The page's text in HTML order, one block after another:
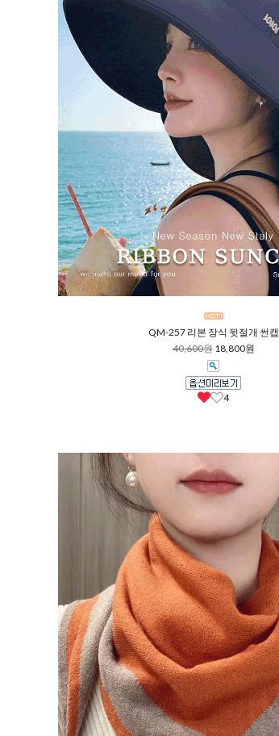
QM-257 리본 장식 뒷절개 썬캡
40,600원 18,800원
4